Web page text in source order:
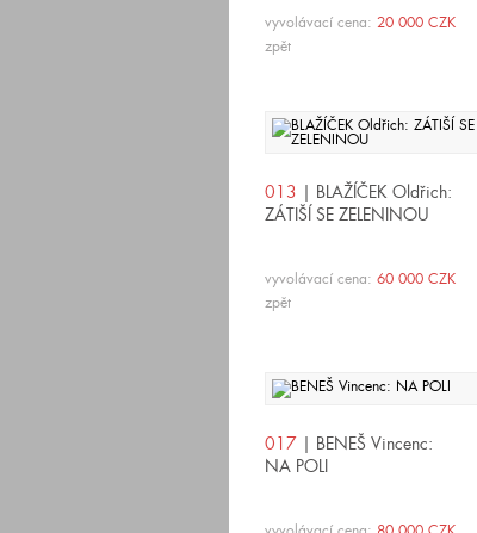
vyvolávací cena: 20 000 CZK
zpět
013 | BLAŽÍČEK Oldřich:
ZÁTIŠÍ SE ZELENINOU
vyvolávací cena: 60 000 CZK
zpět
017 | BENEŠ Vincenc:
NA POLI